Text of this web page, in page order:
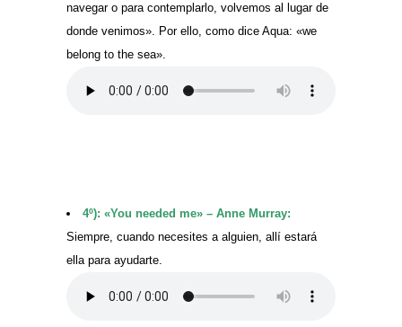
navegar o para contemplarlo, volvemos al lugar de
donde venimos». Por ello, como dice Aqua: «we
belong to the sea».
4º): «You needed me» – Anne Murray:
Siempre, cuando necesites a alguien, allí estará
ella para ayudarte.